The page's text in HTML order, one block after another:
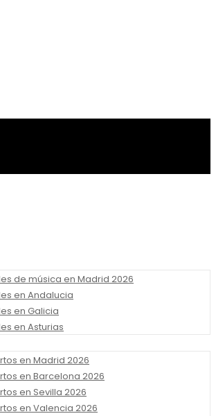
de música en Madrid 2026
en Andalucia
en Galicia
en Asturias
en Madrid 2026
en Barcelona 2026
en Sevilla 2026
en Valencia 2026